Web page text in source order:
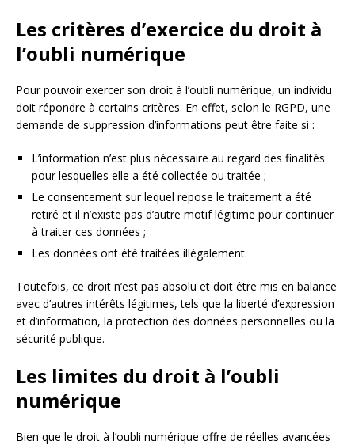
Les critères d’exercice du droit à
l’oubli numérique
Pour pouvoir exercer son droit à l’oubli numérique, un individu
doit répondre à certains critères. En effet, selon le RGPD, une
demande de suppression d’informations peut être faite si :
L’information n’est plus nécessaire au regard des finalités
pour lesquelles elle a été collectée ou traitée ;
Le consentement sur lequel repose le traitement a été
retiré et il n’existe pas d’autre motif légitime pour continuer
à traiter ces données ;
Les données ont été traitées illégalement.
Toutefois, ce droit n’est pas absolu et doit être mis en balance
avec d’autres intérêts légitimes, tels que la liberté d’expression
et d’information, la protection des données personnelles ou la
sécurité publique.
Les limites du droit à l’oubli
numérique
Bien que le droit à l’oubli numérique offre de réelles avancées